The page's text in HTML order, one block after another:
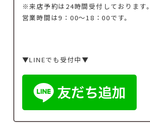
※来店予約は24時間受付しております。
営業時間は9：00～18：00です。
▼LINEでも受付中▼